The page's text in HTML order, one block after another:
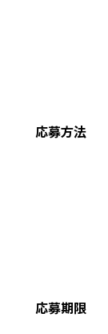
応募方法
応募期限